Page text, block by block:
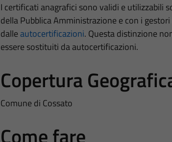
I certificati anagrafici sono validi e utilizzabili
della Pubblica Amministrazione e con i
dalleautocertificazioni. Questa distinzione
essere sostituiti da autocertificazioni.
Copertura
Comune di Cossato